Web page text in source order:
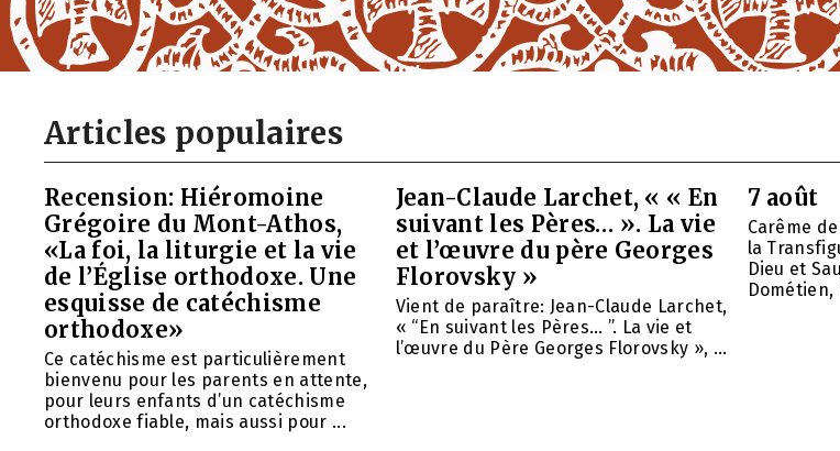
Articles populaires
Recension: Hiéromoine
Grégoire du Mont-Athos,
«La foi, la liturgie et la vie
de l’Église orthodoxe. Une
esquisse de catéchisme
orthodoxe»
Ce catéchisme est particulièrement
bienvenu pour les parents en attente,
pour leurs enfants d’un catéchisme
orthodoxe fiable, mais aussi pour ...
Jean-Claude Larchet, « « En
suivant les Pères… ». La vie
et l’œuvre du père Georges
Florovsky »
Vient de paraître: Jean-Claude Larchet,
« “En suivant les Pères… ”. La vie et
l’œuvre du Père Georges Florovsky », ...
7 août
Carême
la
Dieu et